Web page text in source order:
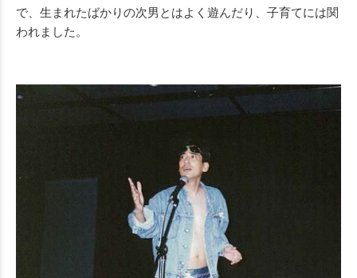
で、生まれたばかりの次男とはよく遊んだり、子育てには関
われました。